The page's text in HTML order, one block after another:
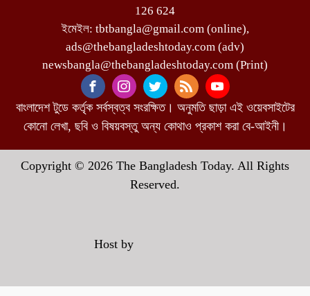
126 624
ইমেইল: tbtbangla@gmail.com (online),
ads@thebangladeshtoday.com (adv)
newsbangla@thebangladeshtoday.com (Print)
বাংলাদেশ টুডে কর্তৃক সর্বস্বত্ব সংরক্ষিত। অনুমতি ছাড়া এই ওয়েবসাইটের
কোনো লেখা, ছবি ও বিষয়বস্তু অন্য কোথাও প্রকাশ করা বে-আইনী।
Copyright © 2026 The Bangladesh Today. All Rights
Reserved.
Host by